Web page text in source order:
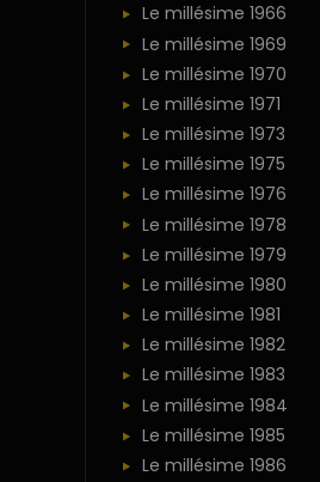
Le millésime 1966
Le millésime 1969
Le millésime 1970
Le millésime 1971
Le millésime 1973
Le millésime 1975
Le millésime 1976
Le millésime 1978
Le millésime 1979
Le millésime 1980
Le millésime 1981
Le millésime 1982
Le millésime 1983
Le millésime 1984
Le millésime 1985
Le millésime 1986